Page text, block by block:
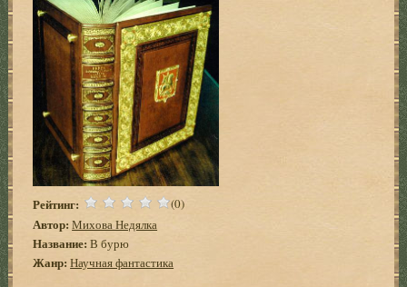
Рейтинг: (0)
Автор: Михова Недялка
Название: В бурю
Жанр: Научная фантастика